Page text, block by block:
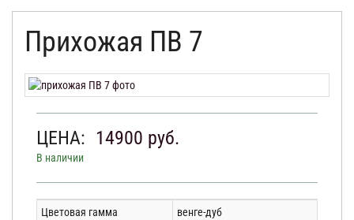
ОТЗЫВЫ
КАБИНЕТ
Прихожая ПВ 7
ЦЕНА: 14900 руб.
В наличии
Цветовая гамма
венге-дуб